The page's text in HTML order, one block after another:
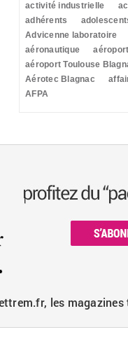
activité industrielle
adhérents
Advicenne laboratoire
aéronautique
aéroport
aéroport Toulouse
Aérotec Blagnac
AFPA
les magazines